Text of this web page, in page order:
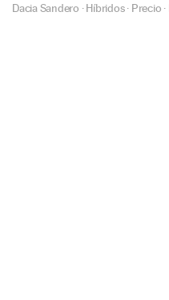
Dacia Sandero ·Híbridos· Precio ·